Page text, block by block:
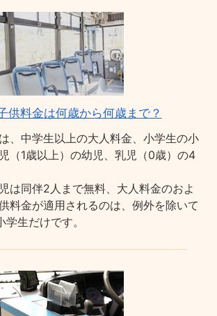
供料金は何歳から何歳まで？
、中学生以上の大人料金、小学生の小
（1歳以上）の幼児、乳児（0歳）の4
は同伴2人まで無料、大人料金のおよ
料金が適用されるのは、例外を除いて
生だけです。